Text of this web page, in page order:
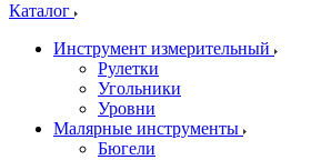
Каталог
Инструмент измерительный
Рулетки
Угольники
Уровни
Малярные инструменты
Бюгели